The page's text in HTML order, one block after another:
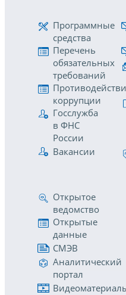
Программные
средства
Перечень
обязательных
требований
коррупции
Госслужба
в ФНС
России
Вакансии
Открытое
ведомство
Открытые
данные
СМЭВ
Аналитический
портал